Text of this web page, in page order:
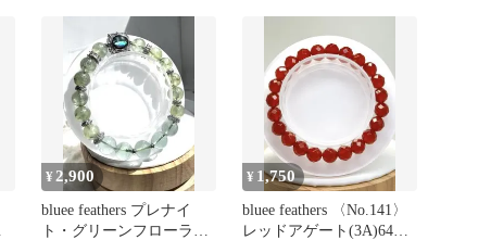
【HUCD10026/458213789
0267】J04912
¥ 2,900
bluee feathers プレナイ
ト・グリーンフローライ
¥ 1,750
bluee feathers 〈No.141〉
レッドアゲート(3A)64面